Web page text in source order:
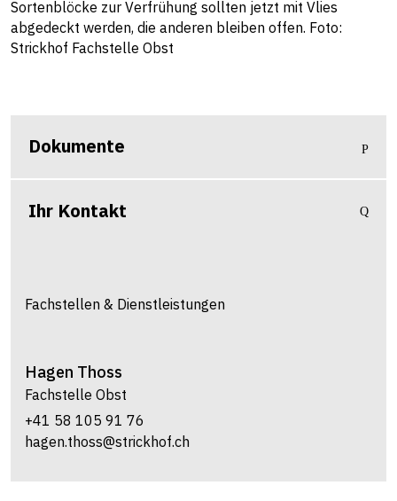
Sortenblöcke zur Verfrühung sollten jetzt mit Vlies
abgedeckt werden, die anderen bleiben offen. Foto:
Strickhof Fachstelle Obst
Dokumente
Ihr Kontakt
Fachstellen & Dienstleistungen
Hagen Thoss
Fachstelle Obst
+41 58 105 91 76
hagen.thoss@strickhof.ch